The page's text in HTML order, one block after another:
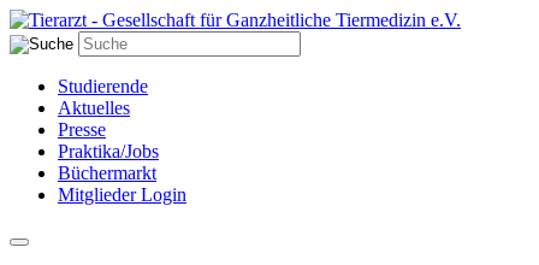
Studierende
Aktuelles
Presse
Praktika/Jobs
Büchermarkt
Mitglieder Login